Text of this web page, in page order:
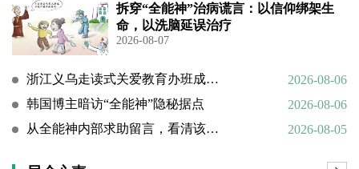
拆穿“全能神”治病谎言：以信仰绑架生
命，以洗脑延误治疗
2026-08-07
浙江义乌走读式关爱教育办班成功转化9名“全能神”“全范围教会”等邪教人员
2026-08-06
韩国博主暗访“全能神”隐秘据点
2026-08-06
从全能神内部求助留言，看清该邪教扭曲的相处环境与常态化的精神 PUA
2026-08-05